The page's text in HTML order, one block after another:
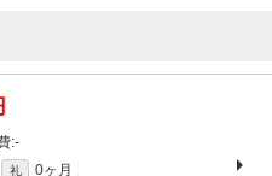
-
礼 0ヶ月